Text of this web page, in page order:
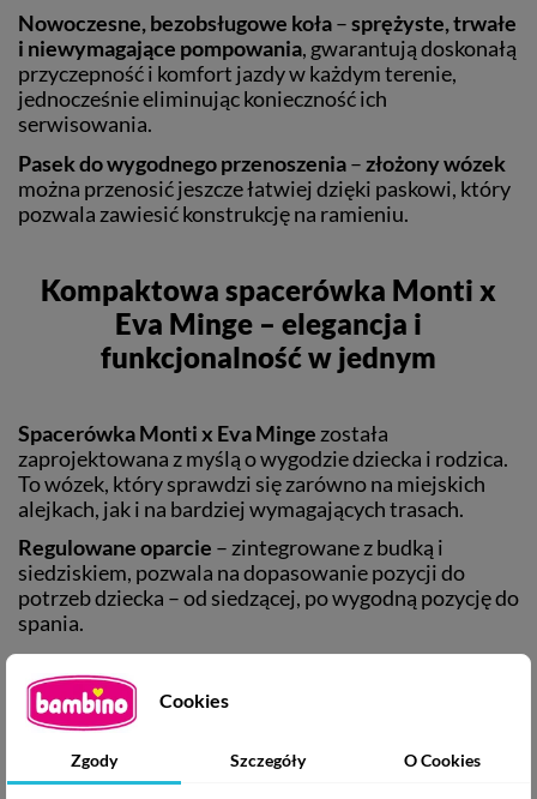
Nowoczesne, bezobsługowe koła–sprężyste, trwałe
i niewymagające pompowania, gwarantują doskonałą
przyczepność i komfort jazdy w każdym terenie,
jednocześnie eliminując konieczność ich
serwisowania.
Pasek do wygodnego przenoszenia– złożony wózek
można przenosić jeszcze łatwiej dzięki paskowi, który
pozwala zawiesić konstrukcję na ramieniu.
Kompaktowa spacerówka Monti x
Eva Minge – elegancja i
funkcjonalność w jednym
Spacerówka Monti x Eva Minge została
zaprojektowana z myślą o wygodzie dziecka i rodzica.
To wózek, który sprawdzi się zarówno na miejskich
alejkach, jak i na bardziej wymagających trasach.
Regulowane oparcie – zintegrowane z budką i
siedziskiem, pozwala na dopasowanie pozycji do
potrzeb dziecka – od siedzącej, po wygodną pozycję do
spania.
Pasy z magnetycznymi klipsami– niezwykle wygodne
w użyciu, jednocześnie zapewniające pełne
bezpieczeństwo malucha. Ich regulacja sprawia, że
„rosną” razem z dzieckiem.
Kompaktowe składanie– po złożeniu
Monti x Eva
Cookies
Zgody Szczegóły O Cookies